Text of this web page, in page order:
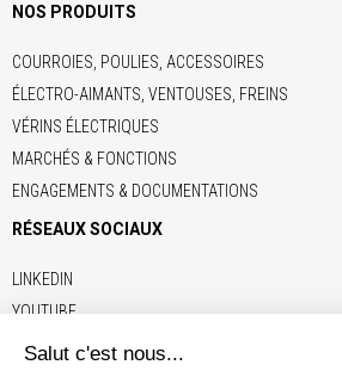
NOS PRODUITS
COURROIES, POULIES, ACCESSOIRES
ÉLECTRO-AIMANTS, VENTOUSES, FREINS
VÉRINS ÉLECTRIQUES
MARCHÉS & FONCTIONS
ENGAGEMENTS & DOCUMENTATIONS
RÉSEAUX SOCIAUX
LINKEDIN
YOUTUBE
LIENS